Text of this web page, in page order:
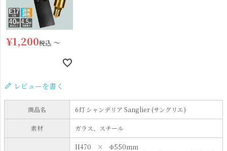
¥1,200税込 〜
レビューを書く
商品名 6灯 シャンデリア Sanglier (サングリエ)
素材 ガラス、スチール
H470 × Φ550mm